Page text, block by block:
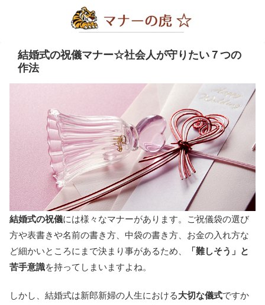
結婚式の祝儀マナー☆社会人が守りたい７つの
作法
結婚式の祝儀には様々なマナーがあります。ご祝儀袋の選び
方や表書きや名前の書き方、中袋の書き方、お金の入れ方な
ど細かいところにまで決まり事があるため、
「難しそう」と
苦手意識を持ってしまいますよね。
しかし、結婚式は新郎新婦の人生における大切な儀式ですか